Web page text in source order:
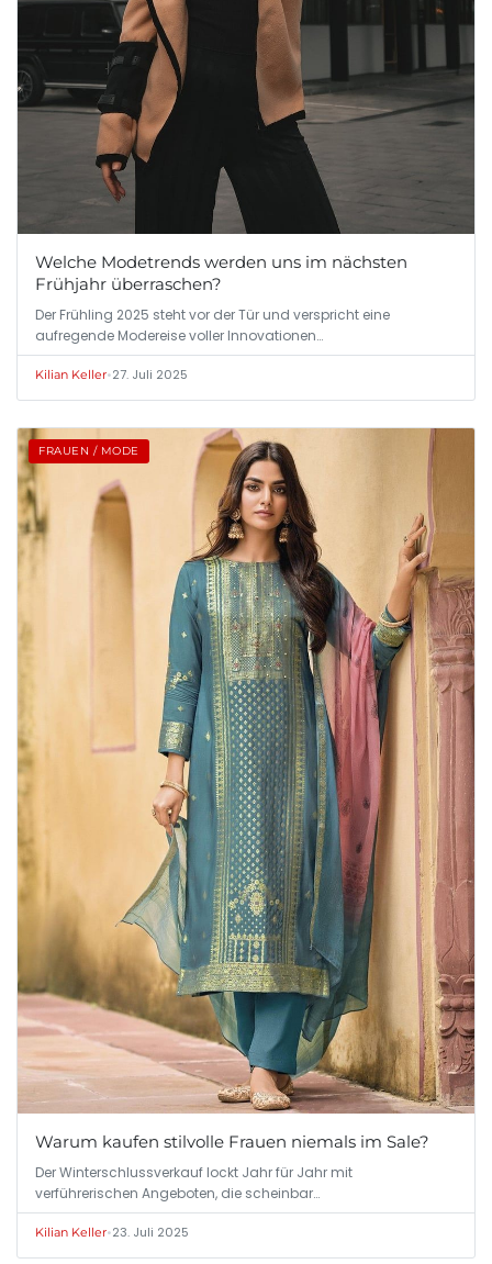
Welche Modetrends werden uns im nächsten
Frühjahr überraschen?
Der Frühling 2025 steht vor der Tür und verspricht eine
aufregende Modereise voller Innovationen…
Kilian Keller•27. Juli 2025
FRAUEN / MODE
Warum kaufen stilvolle Frauen niemals im Sale?
Der Winterschlussverkauf lockt Jahr für Jahr mit
verführerischen Angeboten, die scheinbar…
Kilian Keller•23. Juli 2025